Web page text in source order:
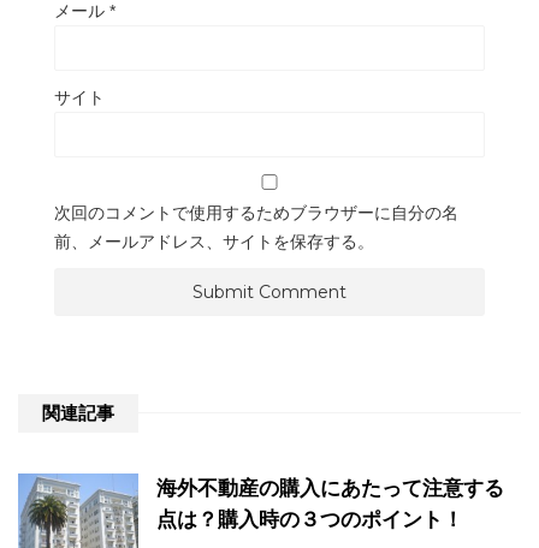
メール *
サイト
次回のコメントで使用するためブラウザーに自分の名
前、メールアドレス、サイトを保存する。
関連記事
海外不動産の購入にあたって注意する
点は？購入時の３つのポイント！